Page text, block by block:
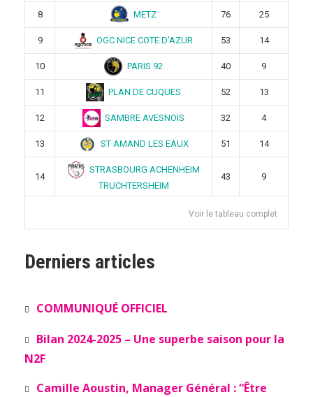
8 METZ 76 25
9 OGC NICE COTE D’AZUR 53 14
10 PARIS 92 40 9
11 PLAN DE CUQUES 52 13
12 SAMBRE AVESNOIS 32 4
13 ST AMAND LES EAUX 51 14
14
STRASBOURG ACHENHEIM
TRUCHTERSHEIM
43 9
Voir le tableau complet
Derniers articles
COMMUNIQUÉ OFFICIEL
Bilan 2024-2025 – Une superbe saison pour la
N2F
Camille Aoustin, Manager Général : “Être